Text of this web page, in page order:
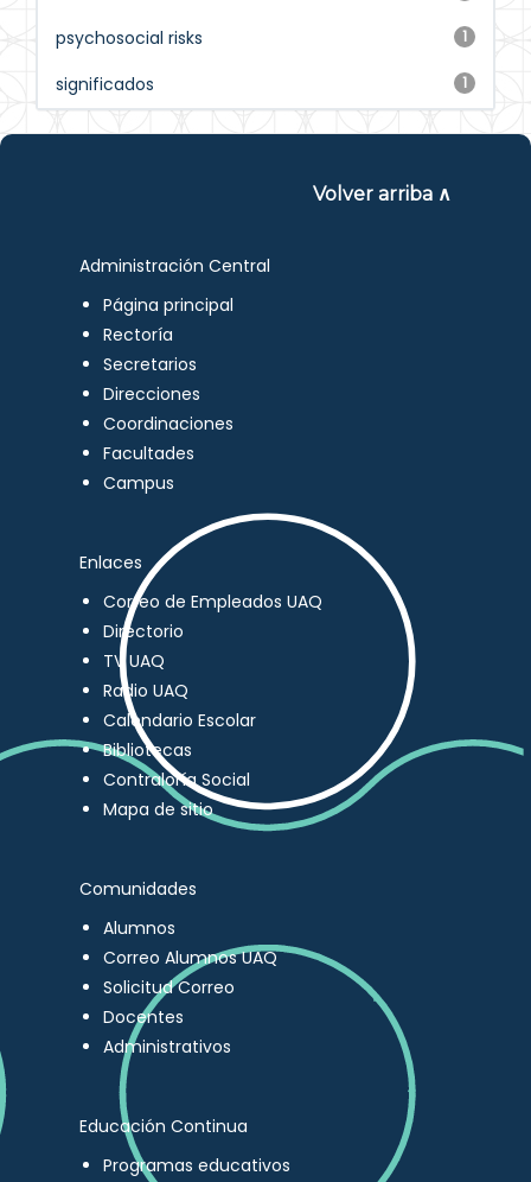
1
psychosocial risks
1
significados
Volver arriba ∧
Administración Central
Página principal
Rectoría
Secretarios
Direcciones
Coordinaciones
Facultades
Campus
Enlaces
Correo de Empleados UAQ
Directorio
TV UAQ
Radio UAQ
Calendario Escolar
Bibliotecas
Contraloría Social
Mapa de sitio
Comunidades
Alumnos
Correo Alumnos UAQ
Solicitud Correo
Docentes
Administrativos
Educación Continua
Programas educativos